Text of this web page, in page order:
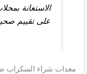
الاستعانة
على تقييم
معدات شراء السكراب